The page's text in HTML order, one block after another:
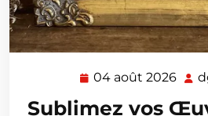
04 août 2026 04
Sublimez vos